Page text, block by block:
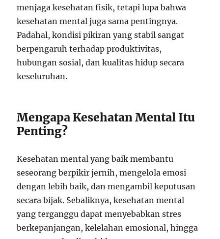
menjaga kesehatan fisik, tetapi lupa bahwa
kesehatan mental juga sama pentingnya.
Padahal, kondisi pikiran yang stabil sangat
berpengaruh terhadap produktivitas,
hubungan sosial, dan kualitas hidup secara
keseluruhan.
Mengapa Kesehatan Mental Itu
Penting?
Kesehatan mental yang baik membantu
seseorang berpikir jernih, mengelola emosi
dengan lebih baik, dan mengambil keputusan
secara bijak. Sebaliknya, kesehatan mental
yang terganggu dapat menyebabkan stres
berkepanjangan, kelelahan emosional, hingga